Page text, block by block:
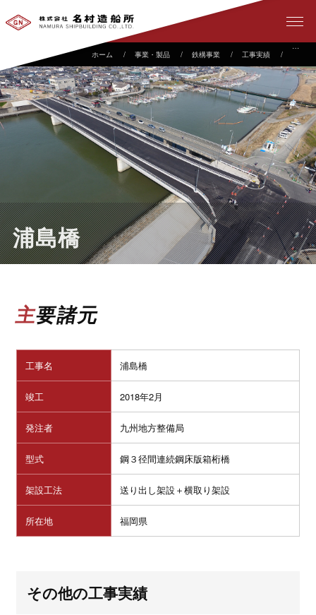
事業・製品 鉄構事業 工事実績
浦島橋
主要諸元
工事名 浦島橋
竣工 2018年2月
発注者 九州地方整備局
型式 鋼３径間連続鋼床版箱桁橋
架設工法 送り出し架設＋横取り架設
所在地 福岡県
その他の工事実績